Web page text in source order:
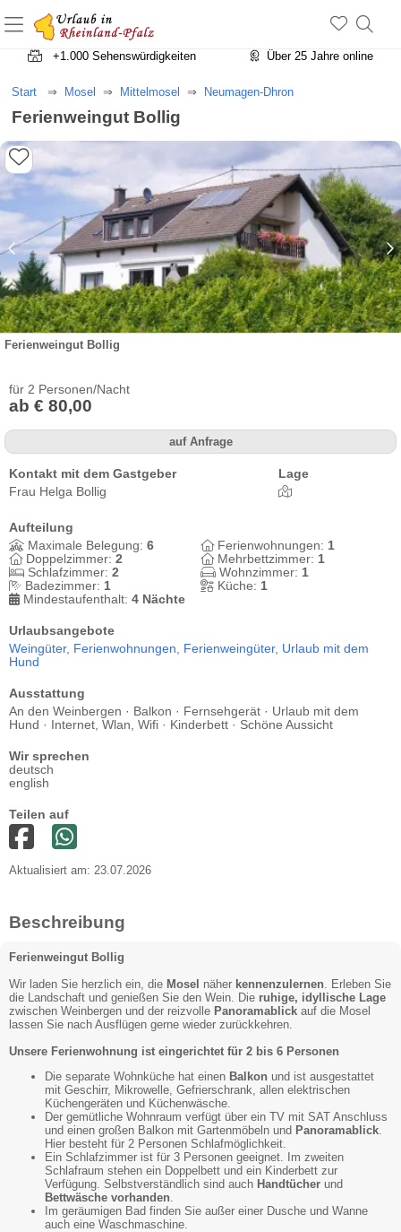
+1.500 Unterkünfte in Rheinland-Pfalz
+1.000 Sehenswürdigkeiten
Über 25 Jahre online
Start Mosel Mittelmosel Neumagen-Dhron
Ferienweingut Bollig
Ferienweingut Bollig
für 2 Personen/Nacht
ab € 80,00
auf Anfrage
Kontakt mit dem Gastgeber
Frau Helga Bollig
Lage
Aufteilung
Maximale Belegung: 6 Ferienwohnungen: 1
Doppelzimmer: 2 Mehrbettzimmer: 1
Schlafzimmer: 2 Wohnzimmer: 1
Badezimmer: 1 Küche: 1
Mindestaufenthalt: 4 Nächte
Urlaubsangebote
Weingüter, Ferienwohnungen, Ferienweingüter, Urlaub mit dem
Hund
Ausstattung
An den Weinbergen · Balkon · Fernsehgerät · Urlaub mit dem
Hund · Internet, Wlan, Wifi · Kinderbett · Schöne Aussicht
Wir sprechen
deutsch
english
Teilen auf
Aktualisiert am: 23.07.2026
Beschreibung
Ferienweingut Bollig
Wir laden Sie herzlich ein, die Mosel näher kennenzulernen. Erleben Sie
die Landschaft und genießen Sie den Wein. Die ruhige, idyllische Lage
zwischen Weinbergen und der reizvolle Panoramablick auf die Mosel
lassen Sie nach Ausflügen gerne wieder zurückkehren.
Unsere Ferienwohnung ist eingerichtet für 2 bis 6 Personen
Die separate Wohnküche hat einen Balkon und ist ausgestattet
mit Geschirr, Mikrowelle, Gefrierschrank, allen elektrischen
Küchengeräten und Küchenwäsche.
Der gemütliche Wohnraum verfügt über ein TV mit SAT Anschluss
und einen großen Balkon mit Gartenmöbeln und Panoramablick
Hier besteht für 2 Personen Schlafmöglichkeit.
Ein Schlafzimmer ist für 3 Personen geeignet. Im zweiten
Schlafraum stehen ein Doppelbett und ein Kinderbett zur
Verfügung. Selbstverständlich sind auch Handtücher und
Bettwäsche vorhanden
Im geräumigen Bad finden Sie außer einer Dusche und Wanne
auch eine Waschmaschine.